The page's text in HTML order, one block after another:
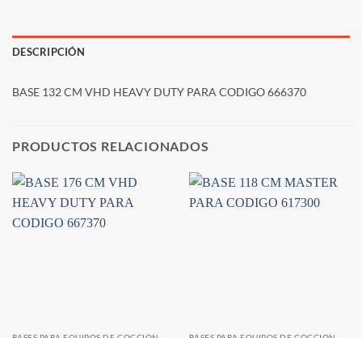
DESCRIPCIÓN
BASE 132 CM VHD HEAVY DUTY PARA CODIGO 666370
PRODUCTOS RELACIONADOS